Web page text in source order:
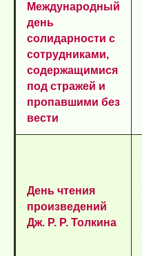
Международный
день
солидарности с
сотрудниками,
содержащимися
под стражей и
пропавшими без
вести
День чтения
произведений
Дж. Р. Р. Толкина